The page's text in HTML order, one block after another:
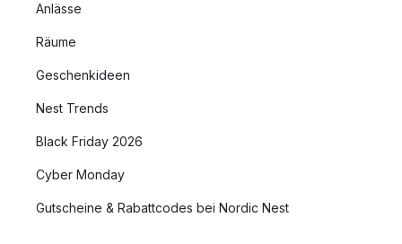
Anlässe
Räume
Geschenkideen
Nest Trends
Black Friday 2026
Cyber Monday
Gutscheine & Rabattcodes bei Nordic Nest